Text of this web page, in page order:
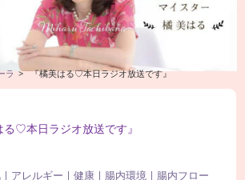
ラ > 『橘美はる♡本日ラジオ放送です』
る♡本日ラジオ放送です』
| アレルギー | 健康| 腸内環境| 腸内フロー